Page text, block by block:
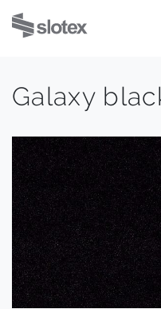
Galaxy